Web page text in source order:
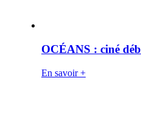
OCÉANS : ciné
En savoir +